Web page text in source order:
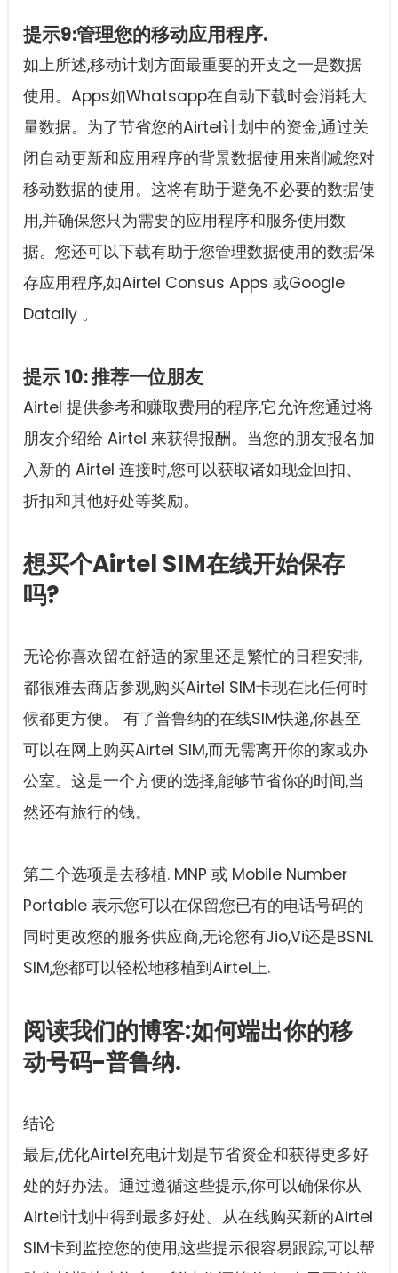
提示9:管理您的移动应用程序.
如上所述,移动计划方面最重要的开支之一是数据
使用。Apps如Whatsapp在自动下载时会消耗大
量数据。为了节省您的Airtel计划中的资金,通过关
闭自动更新和应用程序的背景数据使用来削减您对
移动数据的使用。这将有助于避免不必要的数据使
用,并确保您只为需要的应用程序和服务使用数
据。您还可以下载有助于您管理数据使用的数据保
存应用程序,如Airtel Consus Apps 或Google
Datally 。
提示 10: 推荐一位朋友
Airtel 提供参考和赚取费用的程序,它允许您通过将
朋友介绍给 Airtel 来获得报酬。当您的朋友报名加
入新的 Airtel 连接时,您可以获取诸如现金回扣、
折扣和其他好处等奖励。
想买个Airtel SIM在线开始保存
吗?
无论你喜欢留在舒适的家里还是繁忙的日程安排,
都很难去商店参观,购买Airtel SIM卡现在比任何时
候都更方便。 有了普鲁纳的在线SIM快递,你甚至
可以在网上购买Airtel SIM,而无需离开你的家或办
公室。这是一个方便的选择,能够节省你的时间,当
然还有旅行的钱。
第二个选项是去移植. MNP 或 Mobile Number
Portable 表示您可以在保留您已有的电话号码的
同时更改您的服务供应商,无论您有Jio,Vi还是BSNL
SIM,您都可以轻松地移植到Airtel上.
阅读我们的博客:如何端出你的移
动号码-普鲁纳.
结论
最后,优化Airtel充电计划是节省资金和获得更多好
处的好办法。通过遵循这些提示,你可以确保你从
Airtel计划中得到最多好处。从在线购买新的Airtel
SIM卡到监控您的使用,这些提示很容易跟踪,可以帮